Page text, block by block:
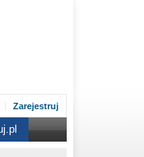
Zarejestruj